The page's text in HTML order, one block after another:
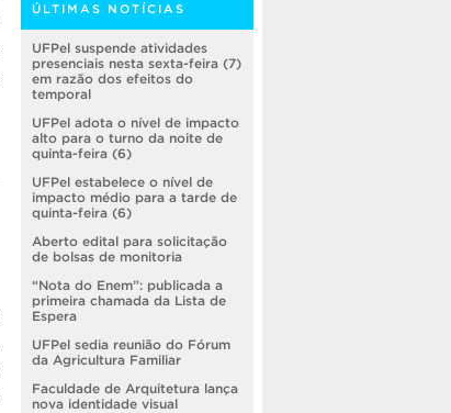
ÚLTIMAS NOTÍCIAS
UFPel suspende atividades
presenciais nesta sexta-feira (7)
em razão dos efeitos do
temporal
UFPel adota o nível de impacto
alto para o turno da noite de
quinta-feira (6)
UFPel estabelece o nível de
impacto médio para a tarde de
quinta-feira (6)
Aberto edital para solicitação
de bolsas de monitoria
“Nota do Enem”: publicada a
primeira chamada da Lista de
Espera
UFPel sedia reunião do Fórum
da Agricultura Familiar
Faculdade de Arquitetura lança
nova identidade visual